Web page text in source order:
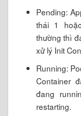
Pending:
thái 1
thường thì
xử lý Init
Running:
Container
đang
restarting.